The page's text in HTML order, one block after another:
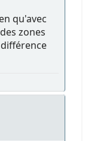
qu'avec
zones